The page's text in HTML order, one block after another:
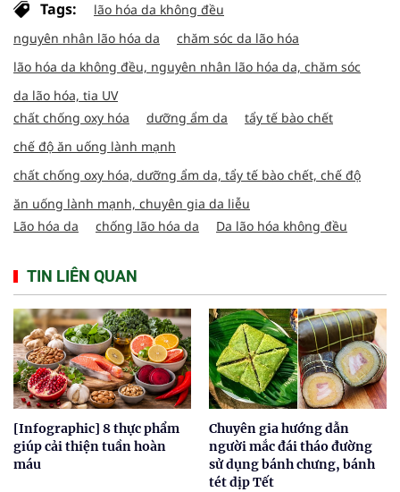
Tags:
lão hóa da không đều
nguyên nhân lão hóa da
chăm sóc da lão hóa
lão hóa da không đều, nguyên nhân lão hóa da, chăm sóc
da lão hóa, tia UV
chất chống oxy hóa
dưỡng ẩm da
tẩy tế bào chết
chế độ ăn uống lành mạnh
chất chống oxy hóa, dưỡng ẩm da, tẩy tế bào chết, chế độ
ăn uống lành mạnh, chuyên gia da liễu
Lão hóa da
chống lão hóa da Da lão hóa không đều
TIN LIÊN QUAN
[Infographic] 8 thực phẩm
giúp cải thiện tuần hoàn
máu
Chuyên gia hướng dẫn
người mắc đái tháo đường
sử dụng bánh chưng, bánh
tét dịp Tết